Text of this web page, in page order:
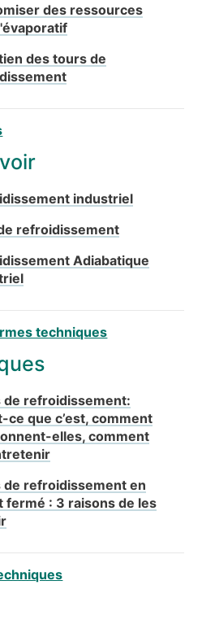
des ressources
des tours de
industriel
refroidissement
Adiabatique
techniques
de refroidissement:
ce que c’est, comment
elles, comment
de refroidissement en
fermé : 3 raisons de les